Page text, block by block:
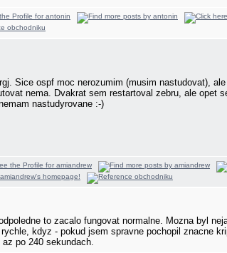
Sice ospf moc nerozumim (musim nastudovat),
nema. Dvakrat sem restartoval zebru, ale opet
nastudyrovane :-)
to zacalo fungovat normalne. Mozna byl
kdyz - pokud jsem spravne pochopil znacne
po 240 sekundach.